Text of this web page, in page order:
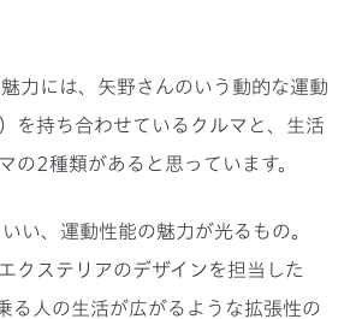
力には、矢野さんのいう動的な運動
を持ち合わせているクルマと、生活
の2種類があると思っています。
い、運動性能の魅力が光るもの。
クステリアのデザインを担当した
る人の生活が広がるような拡張性の